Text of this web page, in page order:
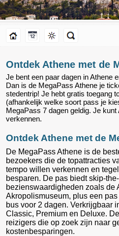
Ontdek Athene met de
Je bent een paar dagen in Athene
Dan is de MegaPass Athene je
stedentrip! Je hebt gratis toegang
(afhankelijk welke soort pass je
MegaPass 7 dagen geldig. Je
verkennen.
Ontdek Athene met de
De MegaPass Athene is de
bezoekers die de topattracties
tempo willen verkennen en
besparen. De pas biedt skip-
bezienswaardigheden zoals de
Akropolismuseum, plus een
bus voor 2 dagen. Verkrijgbaar
Classic, Premium en Deluxe.
reizigers die op zoek zijn naar
kostenbesparingen.